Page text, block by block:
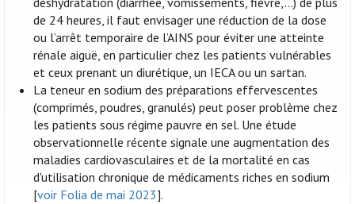
de 24 heures, il faut envisager une réduction de la dose
ou l’arrêt temporaire de l’AINS pour éviter une atteinte
rénale aiguë, en particulier chez les patients vulnérables
et ceux prenant un diurétique, un IECA ou un sartan.
La teneur en sodium des préparations effervescentes
(comprimés, poudres, granulés) peut poser problème chez
les patients sous régime pauvre en sel. Une étude
observationnelle récente signale une augmentation des
maladies cardiovasculaires et de la mortalité en cas
d'utilisation chronique de médicaments riches en sodium
[voir Folia de mai 2023].